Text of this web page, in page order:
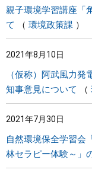
親子環境学習講座「
て
環境政策課
2021年8月10日
（仮称）阿武風力
知事意見について
2021年7月30日
自然環境保全学習会
林セラピー体験～」